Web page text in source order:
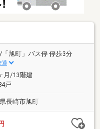
旭町」バス停 停歩3分
通
月/13階建
戸
長崎市旭町